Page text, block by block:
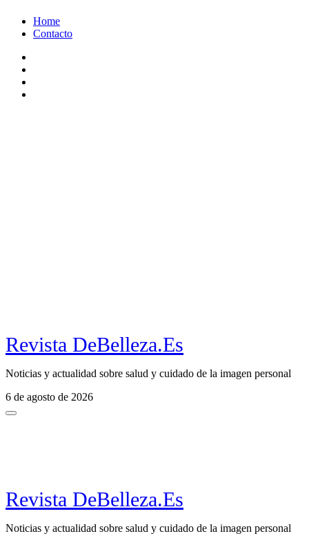
Home
Contacto
Revista DeBelleza.Es
Noticias y actualidad sobre salud y cuidado de la imagen personal
6 de agosto de 2026
Revista DeBelleza.Es
Noticias y actualidad sobre salud y cuidado de la imagen personal